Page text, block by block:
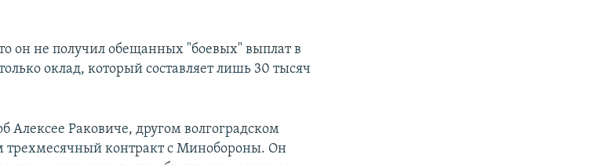
он не получил обещанных "боевых" выплат в
оклад, который составляет лишь 30 тысяч
Алексее Раковиче, другом волгоградском
трехмесячный контракт с Минобороны. Он